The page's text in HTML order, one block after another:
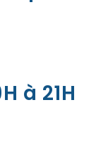
à 21H